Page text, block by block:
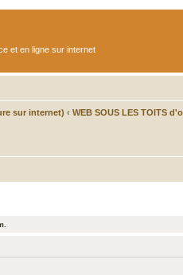
et en ligne sur internet
sur internet) ‹ WEB SOUS LES TOITS